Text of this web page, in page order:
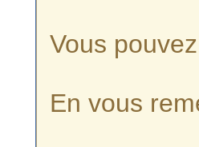
Vous
En vous